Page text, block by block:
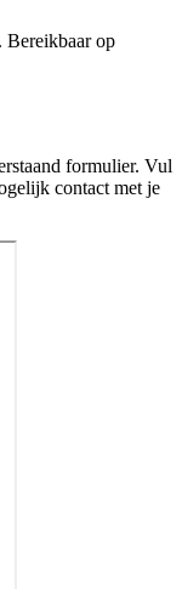
Bereikbaar op
formulier. Vul
contact met je